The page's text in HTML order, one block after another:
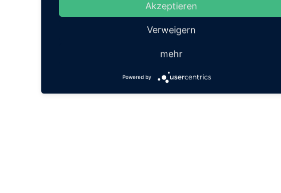
Akzeptieren
Verweigern
mehr
Powered by